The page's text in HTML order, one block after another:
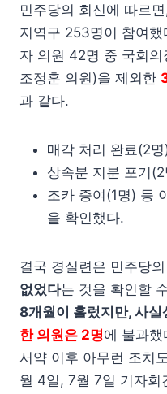
민주당의 회신에 따르
지역구 253명이 참여
자 의원 42명 중 국회
조정훈 의원)을 제외한
과 같다.
매각 처리 완료(2명
상속분 지분 포기(2
조카 증여(1명) 등
을 확인했다.
결국 경실련은 민주당의
없었다는 것을 확인할
8개월이 흘렀지만, 사실
한 의원은 2명에 불과
서약 이후 아무런 조치
월 4일, 7월 7일 기자회